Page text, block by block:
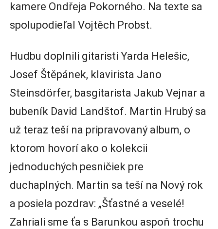
kamere Ondřeja Pokorného. Na texte sa
spolupodieľal Vojtěch Probst.
Hudbu doplnili gitaristi Yarda Helešic,
Josef Štěpánek, klavirista Jano
Steinsdörfer, basgitarista Jakub Vejnar a
bubeník David Landštof. Martin Hrubý sa
už teraz teší na pripravovaný album, o
ktorom hovorí ako o kolekcii
jednoduchých pesničiek pre
duchaplných. Martin sa teší na Nový rok
a posiela pozdrav: „Šťastné a veselé!
Zahriali sme ťa s Barunkou aspoň trochu